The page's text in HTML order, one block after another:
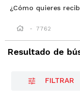
¿Cómo quieres
7762
Resultado de
FILTRAR